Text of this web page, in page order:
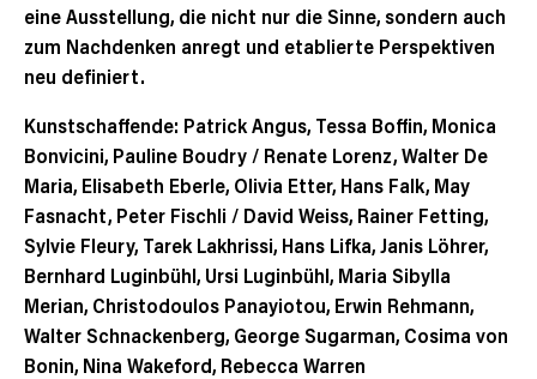
eine Ausstellung, die nicht nur die Sinne, sondern auch
zum Nachdenken anregt und etablierte Perspektiven
neu definiert.
Kunstschaffende: Patrick Angus, Tessa Boffin, Monica
Bonvicini, Pauline Boudry / Renate Lorenz, Walter De
Maria, Elisabeth Eberle, Olivia Etter, Hans Falk, May
Fasnacht, Peter Fischli / David Weiss, Rainer Fetting,
Sylvie Fleury, Tarek Lakhrissi, Hans Lifka, Janis Löhrer,
Bernhard Luginbühl, Ursi Luginbühl, Maria Sibylla
Merian, Christodoulos Panayiotou, Erwin Rehmann,
Walter Schnackenberg, George Sugarman, Cosima von
Bonin, Nina Wakeford, Rebecca Warren